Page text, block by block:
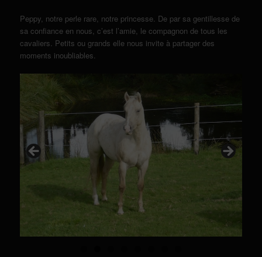
Peppy, notre perle rare, notre princesse. De par sa gentillesse de
sa confiance en nous, c’est l’amie, le compagnon de tous les
cavaliers. Petits ou grands elle nous invite à partager des
moments inoubliables.